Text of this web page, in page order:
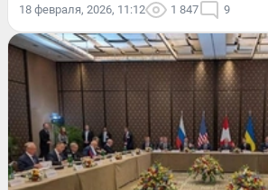
18 февраля, 2026, 11:12 1 847 9